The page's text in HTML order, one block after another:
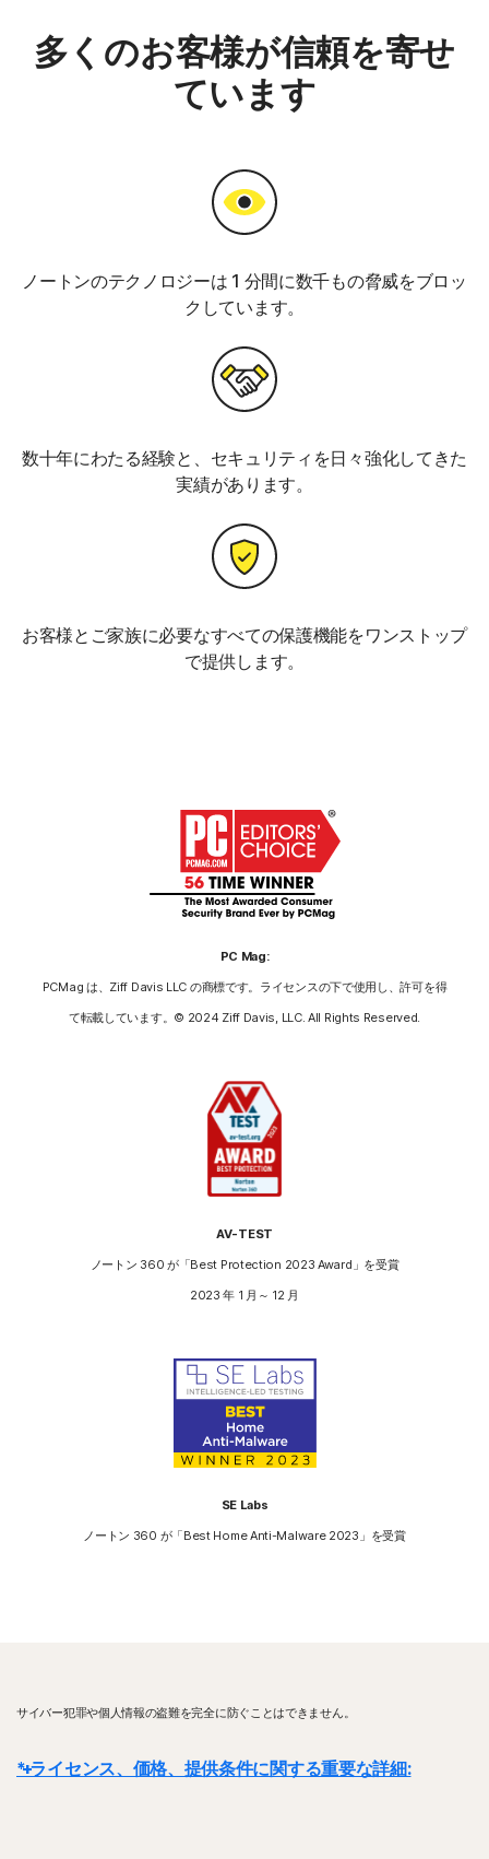
多くのお客様が信頼を寄せ
ています
ノートンのテクノロジーは 1 分間に数千もの脅威をブロッ
クしています。
数十年にわたる経験と、セキュリティを日々強化してきた
実績があります。
お客様とご家族に必要なすべての保護機能をワンストップ
で提供します。
PC Mag:
PCMag は、Ziff Davis LLC の商標です。ライセンスの下で使用し、許可を得
て転載しています。© 2024 Ziff Davis, LLC. All Rights Reserved.
AV-TEST
ノートン 360 が「Best Protection 2023 Award」を受賞
2023 年 1 月～ 12 月
SE Labs
ノートン 360 が「Best Home Anti-Malware 2023」を受賞
サイバー犯罪や個人情報の盗難を完全に防ぐことはできません。
* ライセンス、価格、提供条件に関する重要な詳細: